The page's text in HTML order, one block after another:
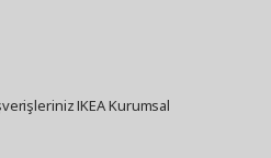
IKEA Kurumsal